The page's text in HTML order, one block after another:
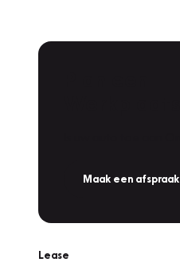
Maak een afspraak
Lease